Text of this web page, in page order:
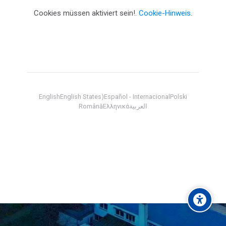
Cookies müssen aktiviert sein!. Cookie-Hinweis.
EnglishEnglish States)Español - InternacionalPolski
RomânăΕλληνικάالعربية